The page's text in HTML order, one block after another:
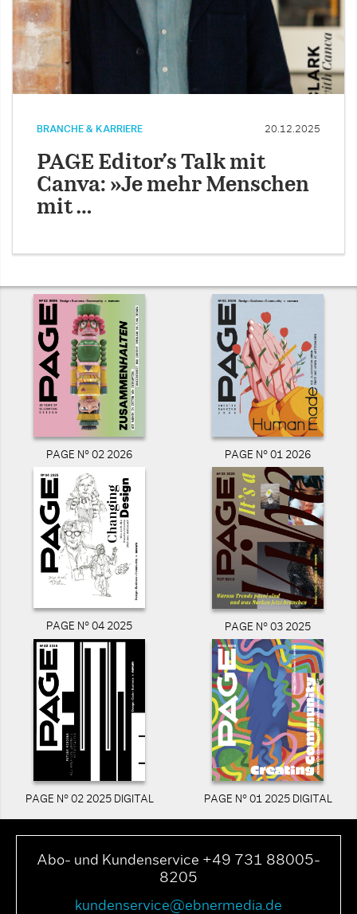
BRANCHE & KARRIERE 20.12.2025
PAGE Editor’s Talk mit
Canva: »Je mehr Menschen
mit …
PAGE N° 02 2026 PAGE N° 01 2026
PAGE N° 04 2025 PAGE N° 03 2025
PAGE N° 02 2025 DIGITAL PAGE N° 01 2025 DIGITAL
Abo- und Kundenservice +49 731 88005-
8205
kundenservice@ebnermedia.de